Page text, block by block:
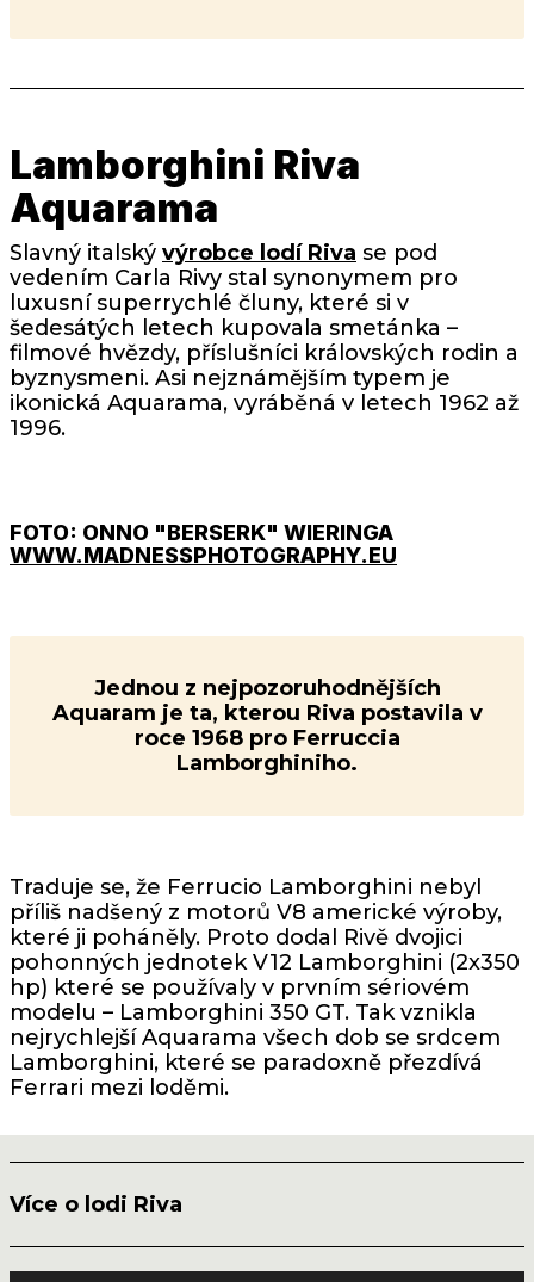
Lamborghini Riva
Aquarama
Slavný italský výrobce lodí Riva se pod
vedením Carla Rivy stal synonymem pro
luxusní superrychlé čluny, které si v
šedesátých letech kupovala smetánka –
filmové hvězdy, příslušníci královských rodin a
byznysmeni. Asi nejznámějším typem je
ikonická Aquarama, vyráběná v letech 1962 až
1996.
FOTO: ONNO "BERSERK" WIERINGA
WWW.MADNESSPHOTOGRAPHY.EU
Jednou z nejpozoruhodnějších
Aquaram je ta, kterou Riva postavila v
roce 1968 pro Ferruccia
Lamborghiniho.
Traduje se, že Ferrucio Lamborghini nebyl
příliš nadšený z motorů V8 americké výroby,
které ji poháněly. Proto dodal Rivě dvojici
pohonných jednotek V12 Lamborghini (2x350
hp) které se používaly v prvním sériovém
modelu – Lamborghini 350 GT. Tak vznikla
nejrychlejší Aquarama všech dob se srdcem
Lamborghini, které se paradoxně přezdívá
Ferrari mezi loděmi.
Více o lodi Riva